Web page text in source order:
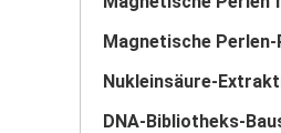
DNA-Bibliotheks-